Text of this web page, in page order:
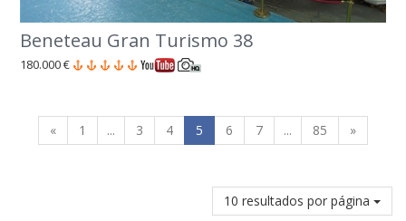
Beneteau Gran Turismo 38
180.000 €
« 1 ... 3 4 5 6 7 ... 85 »
10 resultados por página